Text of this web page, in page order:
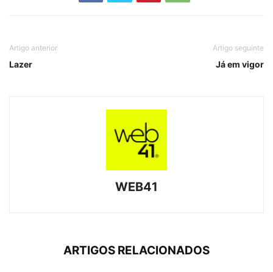
Artigo anterior
Lazer
Artigo seguinte
Já em vigor
WEB41
ARTIGOS RELACIONADOS